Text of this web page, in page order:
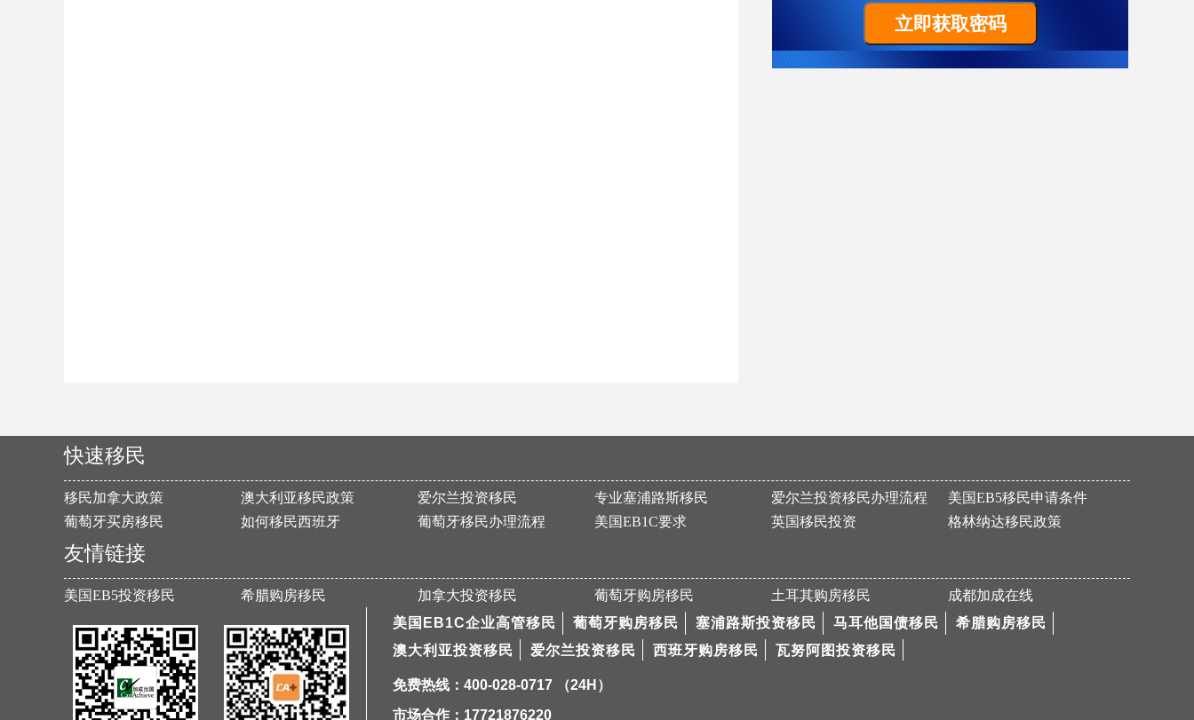
置业移民塞浦路斯，当“地主”拿dj欧盟身份
热烈恭喜L女士澳洲186雇主担保技术移民项目获批
恭喜M先生美国EB-5申请顺利通过I526！
祝贺L女士186雇主担保签证（PR）顺利获批
热烈恭喜R先生马耳他国债移民成功获批
Z先生美国EB-5的I-526申请通过！
Y女士圣基茨护照成功获批！
移民塞浦路斯！一步到位快速拿欧盟护照
快速移民
移民加拿大政策 澳大利亚移民政策 爱尔兰投资移民 专业塞浦路斯移民 爱尔兰投资移民办理流程
美国EB5移民申请条件
葡萄牙买房移民
如何移民西班牙 葡萄牙移民办理流程 美国EB1C要求 英国移民投资 格林纳达移民政策
友情链接
美国EB5投资移民 希腊购房移民 加拿大投资移民 葡萄牙购房移民 土耳其购房移民
成都加成在线
美国EB1C企业高管移民
葡萄牙购房移民 塞浦路斯投资移民 马耳他国债移民
希腊购房移民
澳大利亚投资移民
爱尔兰投资移民 西班牙购房移民 瓦努阿图投资移民
免费热线：400-028-0717 （24H）
市场合作：17721876220